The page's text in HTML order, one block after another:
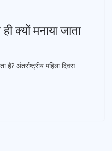
क्यों मनाया जाता
है? अंतर्राष्ट्रीय महिला दिवस